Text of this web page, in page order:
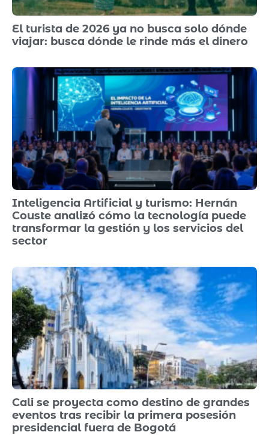
El turista de 2026 ya no busca solo dónde
viajar: busca dónde le rinde más el dinero
Inteligencia Artificial y turismo: Hernán
Couste analizó cómo la tecnología puede
transformar la gestión y los servicios del
sector
Cali se proyecta como destino de grandes
eventos tras recibir la primera posesión
presidencial fuera de Bogotá